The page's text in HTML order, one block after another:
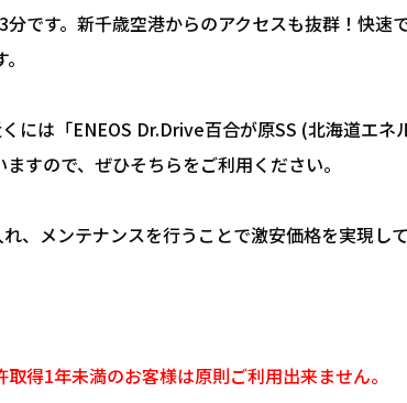
です。新千歳空港からのアクセスも抜群！快速
には「ENEOS Dr.Drive百合が原SS (北海道エネ
すので、ぜひそちらをご利用ください。
、メンテナンスを行うことで激安価格を実現し
得1年未満のお客様は原則ご利用出来ません。